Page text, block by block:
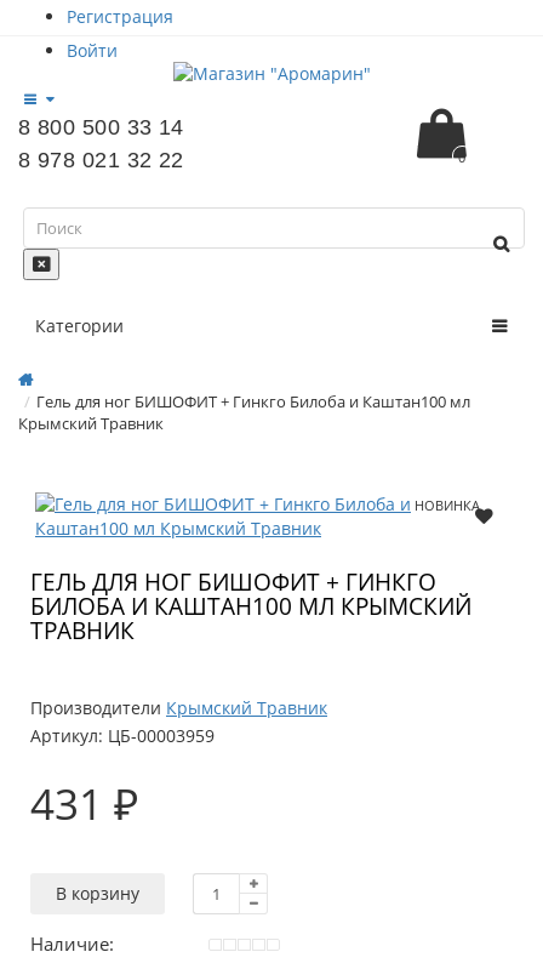
Регистрация
Войти
8 800 500 33 14
8 978 021 32 22
0
Категории
Гель для ног БИШОФИТ + Гинкго Билоба и Каштан100 мл
Крымский Травник
НОВИНКА
ГЕЛЬ ДЛЯ НОГ БИШОФИТ + ГИНКГО
БИЛОБА И КАШТАН100 МЛ КРЫМСКИЙ
ТРАВНИК
Производители Крымский Травник
Артикул: ЦБ-00003959
431 ₽
В корзину
Наличие: